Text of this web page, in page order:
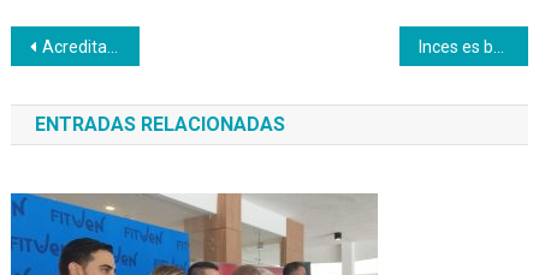
Navegación
de
entradas
Acreditación en Peluquería y Barbería se realizó en escuela primaria Carmelo Fernández
ENTRADAS RELACIONADAS